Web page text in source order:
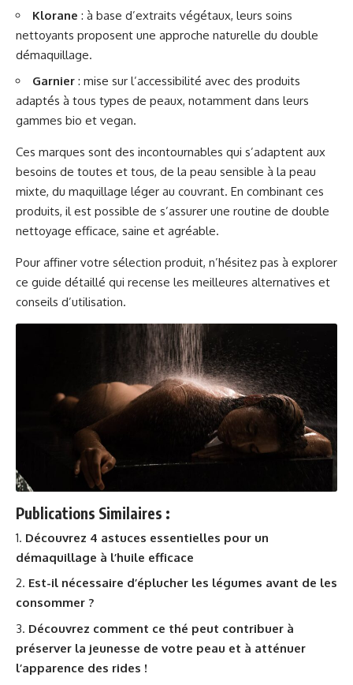
Klorane : à base d’extraits végétaux, leurs soins
nettoyants proposent une approche naturelle du double
démaquillage.
Garnier : mise sur l’accessibilité avec des produits
adaptés à tous types de peaux, notamment dans leurs
gammes bio et vegan.
Ces marques sont des incontournables qui s’adaptent aux
besoins de toutes et tous, de la peau sensible à la peau
mixte, du maquillage léger au couvrant. En combinant ces
produits, il est possible de s’assurer une routine de double
nettoyage efficace, saine et agréable.
Pour affiner votre sélection produit, n’hésitez pas à explorer
ce guide détaillé qui recense les meilleures alternatives et
conseils d’utilisation.
Publications Similaires :
Découvrez 4 astuces essentielles pour un
démaquillage à l’huile efficace
Est-il nécessaire d’éplucher les légumes avant de les
consommer ?
Découvrez comment ce thé peut contribuer à
préserver la jeunesse de votre peau et à atténuer
l’apparence des rides !